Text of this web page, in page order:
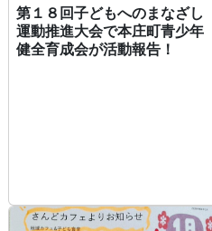
第１８回子どもへのまなざし
運動推進大会で本庄町青少年
健全育成会が活動報告！